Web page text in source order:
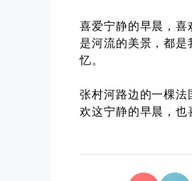
喜爱宁静的早晨，
是河流的美景，都
忆。
张村河路边的一棵
欢这宁静的早晨，也